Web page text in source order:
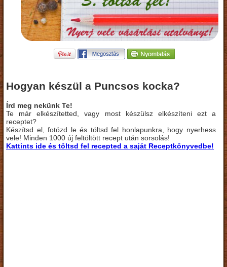
Hogyan készül a Puncsos kocka?
Írd meg nekünk Te!
Te már elkészítetted, vagy most készülsz elkészíteni ezt a
receptet?
Készítsd el, fotózd le és töltsd fel honlapunkra, hogy nyerhess
vele! Minden 1000 új feltöltött recept után sorsolás!
Kattints ide és töltsd fel recepted a saját Receptkönyvedbe!